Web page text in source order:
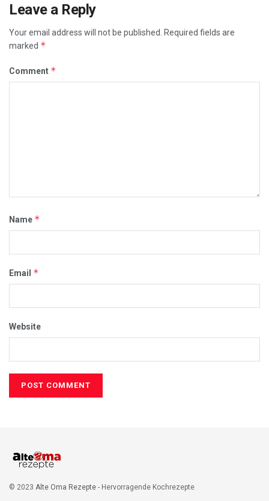
Leave a Reply
Your email address will not be published.
Required fields are
marked *
Comment *
Name *
Email *
Website
© 2023 Alte Oma Rezepte - Hervorragende Kochrezepte